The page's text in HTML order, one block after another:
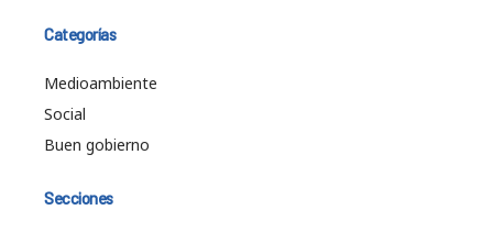
Categorías
Medioambiente
Social
Buen gobierno
Secciones